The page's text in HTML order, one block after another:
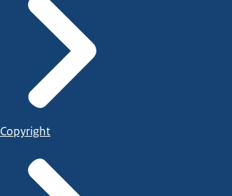
Copyright